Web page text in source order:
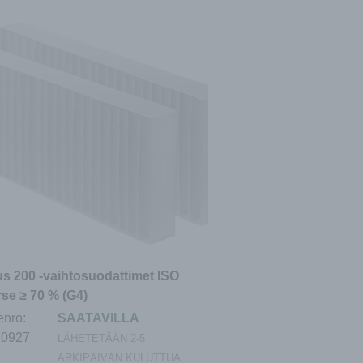
200 -vaihtosuodattimet ISO
≥ 70 % (G4)
SAATAVILLA
LÄHETETÄÄN 2-5
ARKIPÄIVÄN KULUTTUA